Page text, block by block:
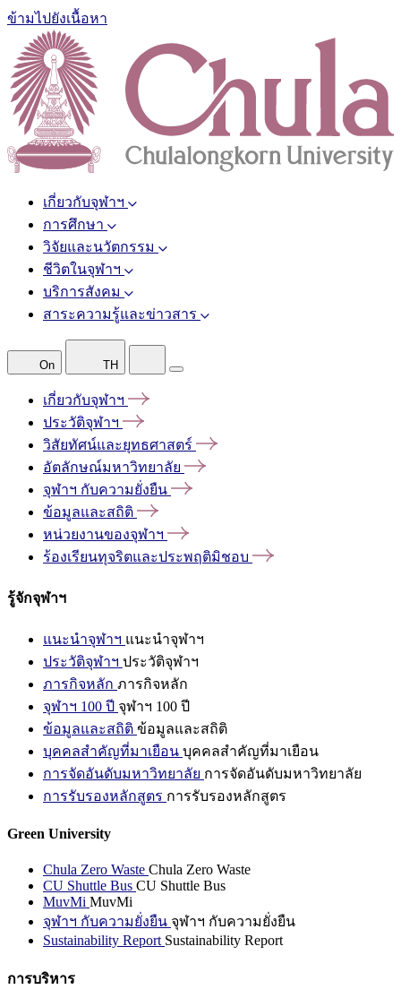
ข้ามไปยังเนื้อหา
เกี่ยวกับจุฬาฯ
การศึกษา
วิจัยและนวัตกรรม
ชีวิตในจุฬาฯ
บริการสังคม
สาระความรู้และข่าวสาร
On TH
เกี่ยวกับจุฬาฯ
ประวัติจุฬาฯ
วิสัยทัศน์และยุทธศาสตร์
อัตลักษณ์มหาวิทยาลัย
จุฬาฯ กับความยั่งยืน
ข้อมูลและสถิติ
หน่วยงานของจุฬาฯ
ร้องเรียนทุจริตและประพฤติมิชอบ
รู้จักจุฬาฯ
แนะนำจุฬาฯ แนะนำจุฬาฯ
ประวัติจุฬาฯ ประวัติจุฬาฯ
ภารกิจหลัก ภารกิจหลัก
จุฬาฯ 100 ปี จุฬาฯ 100 ปี
ข้อมูลและสถิติ ข้อมูลและสถิติ
บุคคลสำคัญที่มาเยือน บุคคลสำคัญที่มาเยือน
การจัดอันดับมหาวิทยาลัย การจัดอันดับมหาวิทยาลัย
การรับรองหลักสูตร การรับรองหลักสูตร
Green University
Chula Zero Waste Chula Zero Waste
CU Shuttle Bus CU Shuttle Bus
MuvMi MuvMi
จุฬาฯ กับความยั่งยืน จุฬาฯ กับความยั่งยืน
Sustainability Report Sustainability Report
การบริหาร